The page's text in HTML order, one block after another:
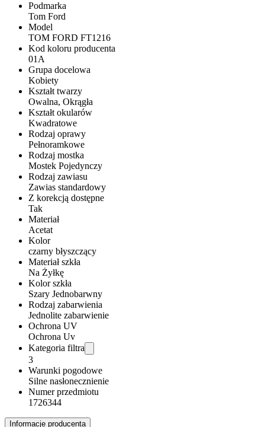
Podmarka
Tom Ford
Model
TOM FORD FT1216
Kod koloru producenta
01A
Grupa docelowa
Kobiety
Kształt twarzy
Owalna, Okrągła
Kształt okularów
Kwadratowe
Rodzaj oprawy
Pełnoramkowe
Rodzaj mostka
Mostek Pojedynczy
Rodzaj zawiasu
Zawias standardowy
Z korekcją dostępne
Tak
Materiał
Acetat
Kolor
czarny błyszczący
Materiał szkła
Na Żyłkę
Kolor szkła
Szary Jednobarwny
Rodzaj zabarwienia
Jednolite zabarwienie
Ochrona UV
Ochrona Uv
Kategoria filtra
3
Warunki pogodowe
Silne nasłonecznienie
Numer przedmiotu
1726344
Informacje producenta